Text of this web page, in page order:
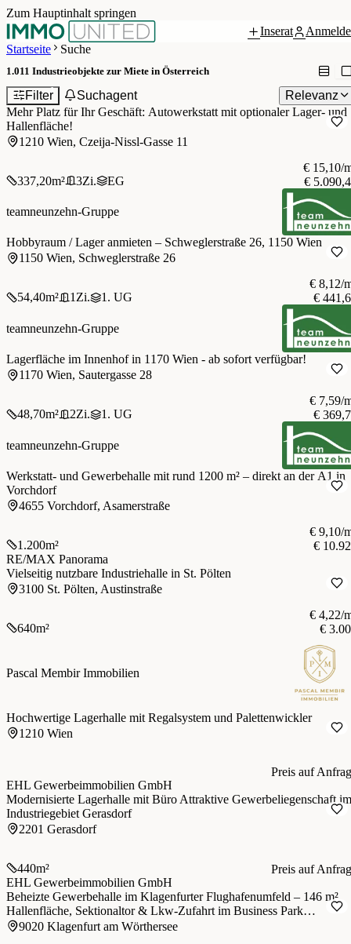
Zum Hauptinhalt springen
Inserat
Startseite
Suche
1.011 Industrieobjekte zur Miete in Österreich
Filter1 Suchagent
Relevanz
Mehr Platz für Ihr Geschäft: Autowerkstatt mit optionaler Lager- und
Hallenfläche!
1210 Wien, Czeija-Nissl-Gasse 11
337,20m² 3Zi. EG
€ 15,10/
€
teamneunzehn-Gruppe
Hobbyraum / Lager anmieten – Schweglerstraße 26, 1150 Wien
1150 Wien, Schweglerstraße 26
54,40m² 1 Zi. 1. UG
€ 8,12/
€
teamneunzehn-Gruppe
Lagerfläche im Innenhof in 1170 Wien - ab sofort verfügbar!
1170 Wien, Sautergasse 28
48,70m² 2Zi. 1. UG
€ 7,59/
€
teamneunzehn-Gruppe
Werkstatt- und Gewerbehalle mit rund 1200 m² – direkt an der A1 in
Vorchdorf
4655 Vorchdorf, Asamerstraße
1.200m²
€ 9,10/
€
RE/MAX Panorama
Vielseitig nutzbare Industriehalle in St. Pölten
3100 St. Pölten, Austinstraße
640m²
€ 4,22/
€
Pascal Membir Immobilien
Hochwertige Lagerhalle mit Regalsystem und Palettenwickler
1210 Wien
Preis auf
EHL Gewerbeimmobilien GmbH
Modernisierte Lagerhalle mit Büro Attraktive Gewerbeliegenschaft im
Industriegebiet Gerasdorf
2201 Gerasdorf
440m²
Preis auf
EHL Gewerbeimmobilien GmbH
Beheizte Gewerbehalle im Klagenfurter Flughafenumfeld – 146 m²
Hallenfläche, Sektionaltor & Lkw-Zufahrt im Business Park
Klagenfurt Airport
9020 Klagenfurt am Wörthersee